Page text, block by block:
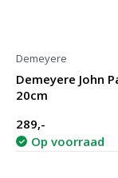
Demeyere
Demeyere John
20cm
289,-
Op voorraad